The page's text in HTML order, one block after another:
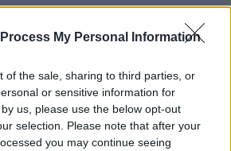
My Personal Information
of the sale, sharing to third parties, or
or sensitive information for
us, please use the below opt-out
selection. Please note that after your
you may continue seeing
újcirkusz-társulat Vági
Fesztivál bemutatóját követően a
tovább fognak játszani.